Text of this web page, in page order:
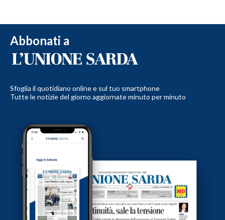
Abbonati a
Sfoglia il quotidiano online e sul tuo smartphone
Tutte le notizie del giorno aggiornate minuto per minuto